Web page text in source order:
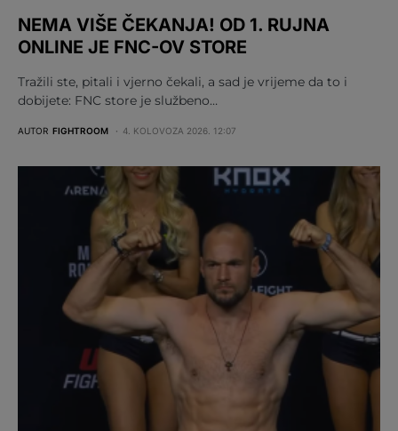
NEMA VIŠE ČEKANJA! OD 1. RUJNA
ONLINE JE FNC-OV STORE
Tražili ste, pitali i vjerno čekali, a sad je vrijeme da to i
dobijete: FNC store je službeno…
AUTOR FIGHTROOM 4. KOLOVOZA 2026. 12:07